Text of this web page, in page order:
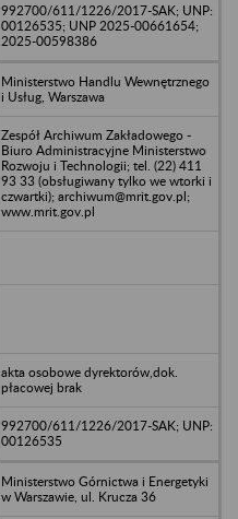
992700/611/1226/2017-SAK; UNP:
00126535; UNP 2025-00661654;
2025-00598386
Ministerstwo Handlu Wewnętrznego
i Usług, Warszawa
Zespół Archiwum Zakładowego -
Biuro Administracyjne Ministerstwo
Rozwoju i Technologii; tel. (22) 411
93 33 (obsługiwany tylko we wtorki i
czwartki); archiwum@mrit.gov.pl;
www.mrit.gov.pl
akta osobowe dyrektorów,dok.
płacowej brak
992700/611/1226/2017-SAK; UNP:
00126535
Ministerstwo Górnictwa i Energetyki
w Warszawie, ul. Krucza 36